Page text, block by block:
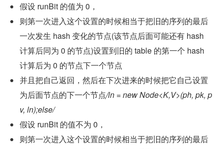
假设 runBit 的值为 0，
则第一次进入这个设置的时候相当于把旧的序列的最后
一次发生 hash 变化的节点(该节点后面可能还有 hash
计算后同为 0 的节点)设置到旧的 table 的第一个 hash
计算后为 0 的节点下一个节点
并且把自己返回，然后在下次进来的时候把它自己设置
为后面节点的下一个节点/ln = new Node<K,V>(ph, pk, p
v, ln);else/
假设 runBit 的值不为 0，
则第一次进入这个设置的时候相当于把旧的序列的最后